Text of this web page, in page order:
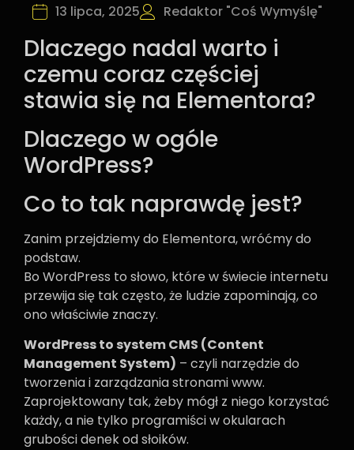
13 lipca, 2025 Redaktor "Coś Wymyślę"
Dlaczego nadal warto i
czemu coraz częściej
stawia się na Elementora?
Dlaczego w ogóle
WordPress?
Co to tak naprawdę jest?
Zanim przejdziemy do Elementora, wróćmy do
podstaw.
Bo WordPress to słowo, które w świecie internetu
przewija się tak często, że ludzie zapominają, co
ono właściwie znaczy.
WordPress to system CMS (Content
Management System) – czyli narzędzie do
tworzenia i zarządzania stronamiwww.
Zaprojektowany tak, żeby mógł z niego korzystać
każdy, a nie tylko programiści w okularach
grubości denek od słoików.